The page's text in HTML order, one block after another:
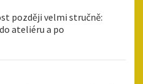
později velmi stručně:
ateliéru a po